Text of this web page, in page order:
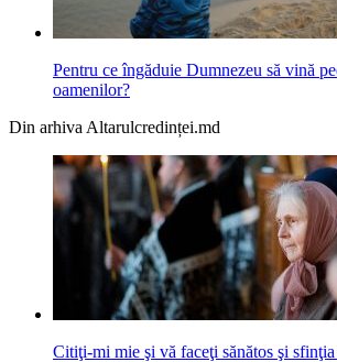
Pentru ce îngăduie Dumnezeu să vină
oamenilor?
Din arhiva Altarulcredinței.md
Citiţi-mi mie şi vă faceţi sănătos şi